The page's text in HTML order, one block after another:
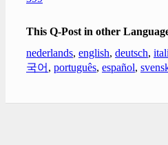
This Q-Post in other
nederlands, english, deutsch,
국어 , português, español,